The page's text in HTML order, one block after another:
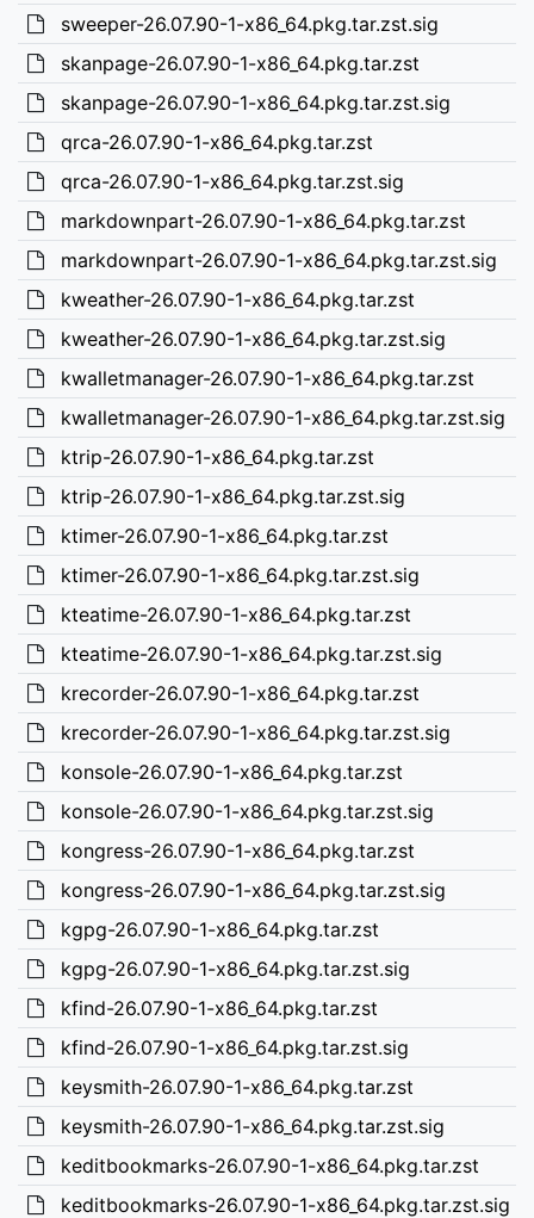
sweeper-26.07.90-1-x86_64.pkg.tar.zst.sig
skanpage-26.07.90-1-x86_64.pkg.tar.zst
skanpage-26.07.90-1-x86_64.pkg.tar.zst.sig
qrca-26.07.90-1-x86_64.pkg.tar.zst
qrca-26.07.90-1-x86_64.pkg.tar.zst.sig
markdownpart-26.07.90-1-x86_64.pkg.tar.zst
markdownpart-26.07.90-1-x86_64.pkg.tar.zst.sig
kweather-26.07.90-1-x86_64.pkg.tar.zst
kweather-26.07.90-1-x86_64.pkg.tar.zst.sig
kwalletmanager-26.07.90-1-x86_64.pkg.tar.zst
kwalletmanager-26.07.90-1-x86_64.pkg.tar.zst.sig
ktrip-26.07.90-1-x86_64.pkg.tar.zst
ktrip-26.07.90-1-x86_64.pkg.tar.zst.sig
ktimer-26.07.90-1-x86_64.pkg.tar.zst
ktimer-26.07.90-1-x86_64.pkg.tar.zst.sig
kteatime-26.07.90-1-x86_64.pkg.tar.zst
kteatime-26.07.90-1-x86_64.pkg.tar.zst.sig
krecorder-26.07.90-1-x86_64.pkg.tar.zst
krecorder-26.07.90-1-x86_64.pkg.tar.zst.sig
konsole-26.07.90-1-x86_64.pkg.tar.zst
konsole-26.07.90-1-x86_64.pkg.tar.zst.sig
kongress-26.07.90-1-x86_64.pkg.tar.zst
kongress-26.07.90-1-x86_64.pkg.tar.zst.sig
kgpg-26.07.90-1-x86_64.pkg.tar.zst
kgpg-26.07.90-1-x86_64.pkg.tar.zst.sig
kfind-26.07.90-1-x86_64.pkg.tar.zst
kfind-26.07.90-1-x86_64.pkg.tar.zst.sig
keysmith-26.07.90-1-x86_64.pkg.tar.zst
keysmith-26.07.90-1-x86_64.pkg.tar.zst.sig
keditbookmarks-26.07.90-1-x86_64.pkg.tar.zst
keditbookmarks-26.07.90-1-x86_64.pkg.tar.zst.sig